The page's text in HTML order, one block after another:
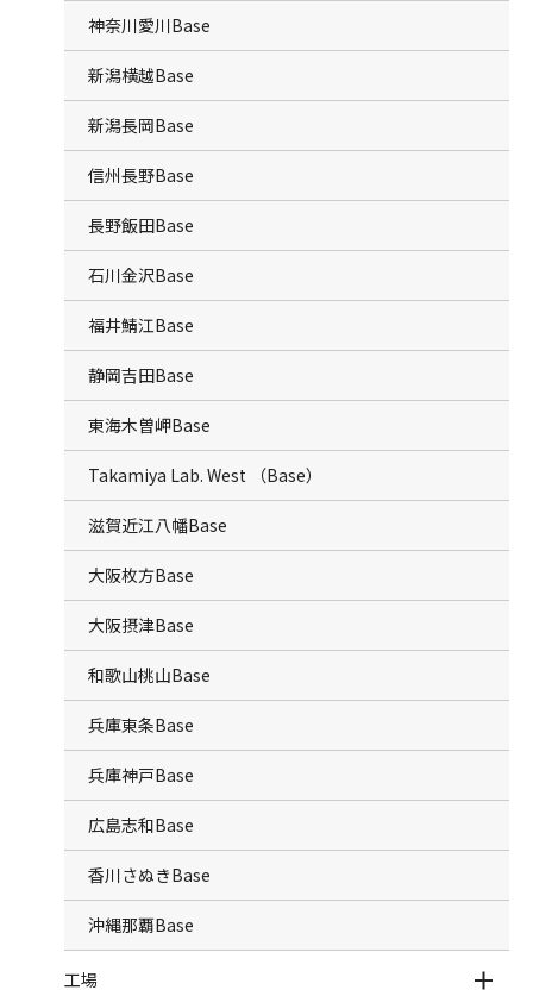
神奈川愛川Base
新潟横越Base
新潟長岡Base
信州長野Base
長野飯田Base
石川金沢Base
福井鯖江Base
静岡吉田Base
東海木曽岬Base
Takamiya Lab. West （Base）
滋賀近江八幡Base
大阪枚方Base
大阪摂津Base
和歌山桃山Base
兵庫東条Base
兵庫神戸Base
広島志和Base
香川さぬきBase
沖縄那覇Base
工場